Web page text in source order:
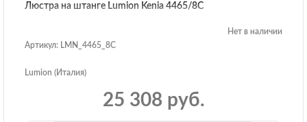
Люстра на штанге Lumion Kenia 4465/8C
Нет в наличии
Артикул: LMN_4465_8C
Lumion (Италия)
25 308 руб.